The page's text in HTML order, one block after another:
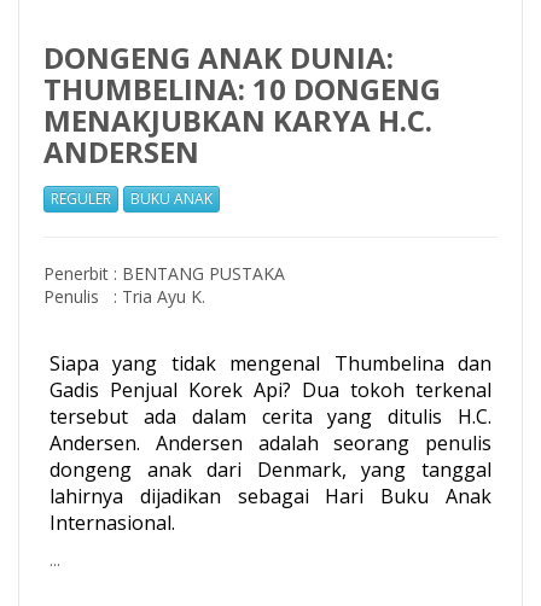
DONGENG ANAK DUNIA:
THUMBELINA: 10 DONGENG
MENAKJUBKAN KARYA H.C.
ANDERSEN
REGULER BUKU ANAK
Penerbit : BENTANG PUSTAKA
Penulis
: Tria Ayu K.
Siapa yang tidak mengenal Thumbelina dan
Gadis Penjual Korek Api? Dua tokoh terkenal
tersebut ada dalam cerita yang ditulis H.C.
Andersen. Andersen adalah seorang penulis
dongeng anak dari Denmark, yang tanggal
lahirnya dijadikan sebagai Hari Buku Anak
Internasional.
...